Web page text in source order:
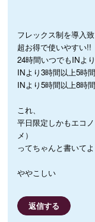
フレックス制を導入
超お得で使いやすい!!
24時間いつでもINよ
INより3時間以上5時
INより5時間以上8時
これ、
平日限定しかもエコ
メ）
ってちゃんと書いてよ
ややこしい
返信する